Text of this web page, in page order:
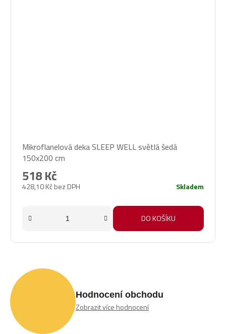
hodnocení
produktu
je
5,0
hvězdiček.
Mikroflanelová deka SLEEP WELL světlá šedá
150x200 cm
428,10 Kč bez DPH
518 Kč
Skladem
DO KOŠÍKU
Hodnocení obchodu
Zobrazit více hodnocení